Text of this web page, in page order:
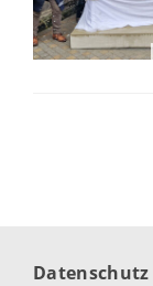
Datenschutz